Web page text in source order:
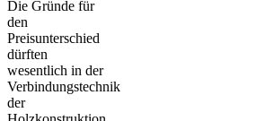
Die Gründe für
den
Preisunterschied
dürften
wesentlich in der
Verbindungstechnik
der